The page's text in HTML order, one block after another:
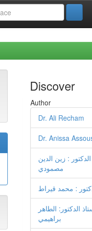
Discover
Author
Dr. Ali Recham
Dr. Anissa
الدكتور : زين الدين
مصمودي
: محمد قيراط
الدكتور: الطاهر
براهيمي